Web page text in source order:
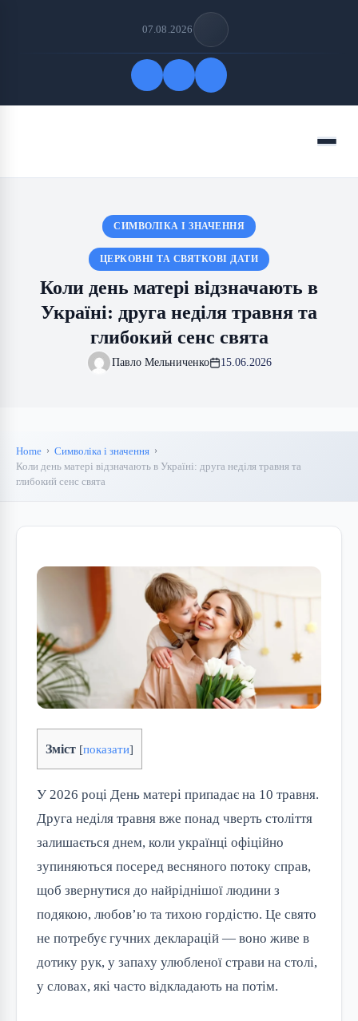
07.08.2026
Menu
СИМВОЛІКА І ЗНАЧЕННЯ
ЦЕРКОВНІ ТА СВЯТКОВІ ДАТИ
Коли день матері відзначають в
Україні: друга неділя травня та
глибокий сенс свята
Павло Мельниченко 15.06.2026
Home
Символіка і значення
Коли день матері відзначають в Україні: друга неділя травня та
глибокий сенс свята
Зміст [показати]
У 2026 році День матері припадає на 10 травня.
Друга неділя травня вже понад чверть століття
залишається днем, коли українці офіційно
зупиняються посеред весняного потоку справ,
щоб звернутися до найріднішої людини з
подякою, любов’ю та тихою гордістю. Це свято
не потребує гучних декларацій — воно живе в
дотику рук, у запаху улюбленої страви на столі,
у словах, які часто відкладають на потім.